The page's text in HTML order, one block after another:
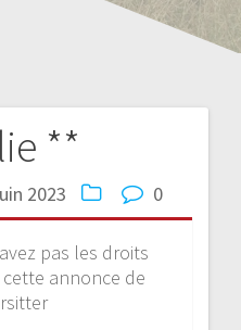
**
2023 0
pas les droits
annonce de